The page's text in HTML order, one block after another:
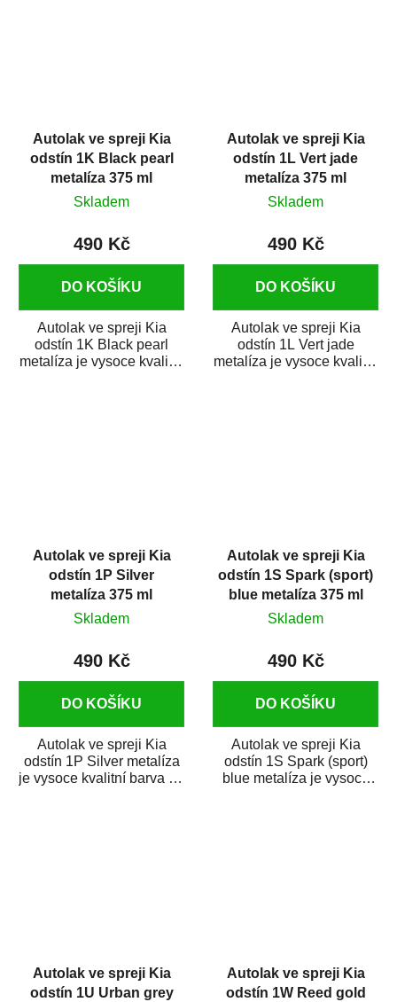
Autolak ve spreji Kia
odstín 1K Black pearl
metalíza 375 ml
Skladem
490 Kč
DO KOŠÍKU
Autolak ve spreji Kia
odstín 1K Black pearl
metalíza je vysoce kvalitní
Autolak ve spreji Kia
odstín 1L Vert jade
metalíza 375 ml
Skladem
490 Kč
DO KOŠÍKU
Autolak ve spreji Kia
odstín 1L Vert jade
metalíza je vysoce kvalitní
Autolak ve spreji Kia
odstín 1P Silver
metalíza 375 ml
Skladem
490 Kč
DO KOŠÍKU
Autolak ve spreji Kia
odstín 1P Silver metalíza
je vysoce kvalitní barva na
Autolak ve spreji Kia
odstín 1S Spark (sport)
blue metalíza 375 ml
Skladem
490 Kč
DO KOŠÍKU
Autolak ve spreji Kia
odstín 1S Spark (sport)
blue metalíza je vysoce
Autolak ve spreji Kia
odstín 1U Urban grey
Autolak ve spreji Kia
odstín 1W Reed gold